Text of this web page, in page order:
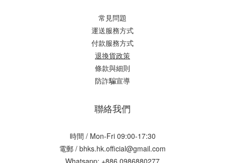
常見問題
運送服務方式
付款服務方式
退換貨政策
條款與細則
防詐騙宣導
聯絡我們
時間 / Mon-Fri 09:00-17:30
電郵 / bhks.hk.official@gmail.com
Whatsapp: +886 0986880277